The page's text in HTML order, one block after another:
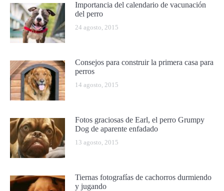
Importancia del calendario de vacunación
del perro
24 agosto, 2015
Consejos para construir la primera casa para
perros
14 agosto, 2015
Fotos graciosas de Earl, el perro Grumpy
Dog de aparente enfadado
13 agosto, 2015
Tiernas fotografías de cachorros durmiendo
y jugando